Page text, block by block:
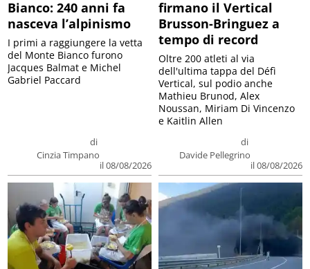
Bianco: 240 anni fa
nasceva l’alpinismo
di
Cinzia Timpano
il 08/08/2026
I primi a raggiungere la vetta
del Monte Bianco furono
Jacques Balmat e Michel
Gabriel Paccard
firmano il Vertical
Brusson-Bringuez a
tempo di record
di
Davide Pellegrino
il 08/08/2026
Oltre 200 atleti al via
dell'ultima tappa del Défì
Vertical, sul podio anche
Mathieu Brunod, Alex
Noussan, Miriam Di Vincenzo
e Kaitlin Allen